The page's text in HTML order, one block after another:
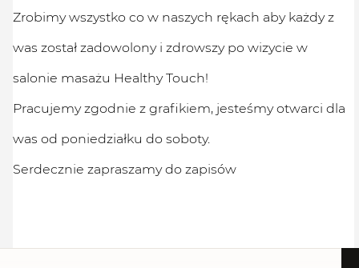
Zrobimy wszystko co w naszych rękach aby każdy z
was został zadowolony i zdrowszy po wizycie w
salonie masażu Healthy Touch!
Pracujemy zgodnie z grafikiem, jesteśmy otwarci dla
was od poniedziałku do soboty.
Serdecznie zapraszamy do zapisów